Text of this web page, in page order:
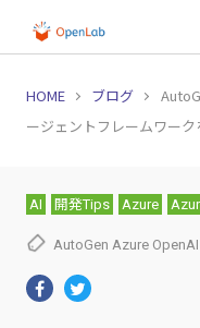
HOME ブログ
ージェントフレームワー
AI 開発Tips Azure
AutoGen Azure OpenAI